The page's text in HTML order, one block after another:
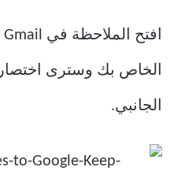
الخاص بك وسترى
الجانبي.